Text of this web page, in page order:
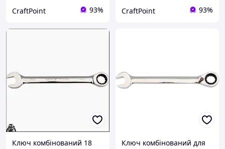
CraftPoint 93% CraftPoint 93%
Ключ комбінований 18
Ключ комбінований для